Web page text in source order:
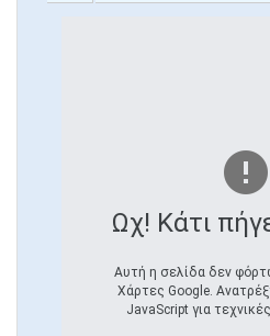
Ωχ! Κάτι
Αυτή η σελίδα δεν
Χάρτες Google.
JavaScript για